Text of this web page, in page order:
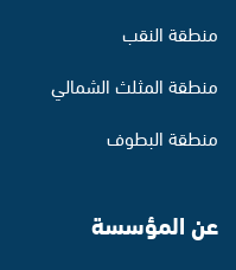
منطقة النقب
منطقة المثلث الشمالي
منطقة البطوف
عن المؤسسة